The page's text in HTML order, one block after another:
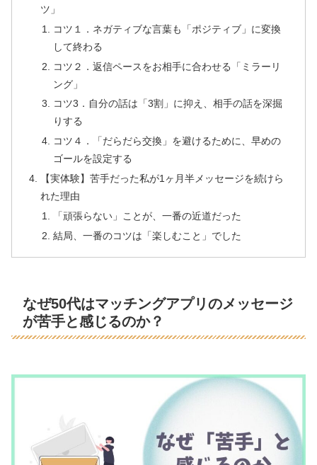
ツ」
コツ１．ネガティブな言葉も「ポジティブ」に変換
して終わる
コツ２．返信ペースをお相手に合わせる「ミラーリ
ング」
コツ3．自分の話は「3割」に抑え、相手の話を深掘
りする
コツ４．「だらだら交換」を避けるために、早めの
ゴールを設定する
【実体験】苦手だった私が1ヶ月半メッセージを続けら
れた理由
「頑張らない」ことが、一番の近道だった
結局、一番のコツは「楽しむこと」でした
なぜ50代はマッチングアプリのメッセージ
が苦手と感じるのか？